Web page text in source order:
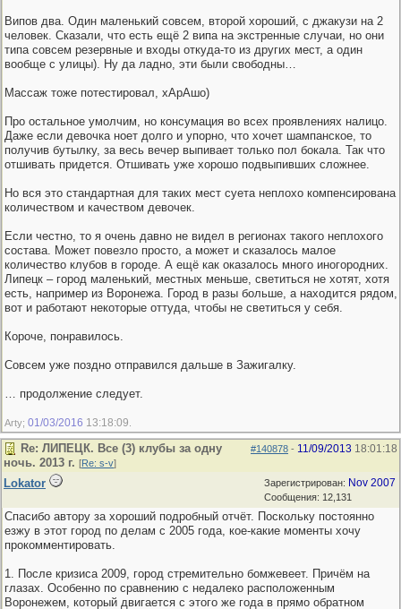
Випов два. Один маленький совсем, второй хороший, с джакузи на 2
человек. Сказали, что есть ещё 2 випа на экстренные случаи, но они
типа совсем резервные и входы откуда-то из других мест, а один
вообще с улицы). Ну да ладно, эти были свободны…
Массаж тоже потестировал, хАрАшо)
Про остальное умолчим, но консумация во всех проявлениях налицо.
Даже если девочка ноет долго и упорно, что хочет шампанское, то
получив бутылку, за весь вечер выпивает только пол бокала. Так что
отшивать придется. Отшивать уже хорошо подвыпивших сложнее.
Но вся это стандартная для таких мест суета неплохо компенсирована
количеством и качеством девочек.
Если честно, то я очень давно не видел в регионах такого неплохого
состава. Может повезло просто, а может и сказалось малое
количество клубов в городе. А ещё как оказалось много иногородних.
Липецк – город маленький, местных меньше, светиться не хотят, хотя
есть, например из Воронежа. Город в разы больше, а находится рядом,
вот и работают некоторые оттуда, чтобы не светиться у себя.
Короче, понравилось.
Совсем уже поздно отправился дальше в Зажигалку.
… продолжение следует.
Arty; 01/03/2016 13:18:09
#140878 - 11/09/2013 18:01:18
Re: ЛИПЕЦК. Все (3) клубы за одну
ночь. 2013 г. [Re: s-v]
Зарегистрирован: Nov 2007
Сообщения: 12,131
Lokator
Спасибо автору за хороший подробный отчёт. Поскольку постоянно
езжу в этот город по делам с 2005 года, кое-какие моменты хочу
прокомментировать.
1. После кризиса 2009, город стремительно бомжевеет. Причём на
глазах. Особенно по сравнению с недалеко расположенным
Воронежем, который двигается с этого же года в прямо обратном